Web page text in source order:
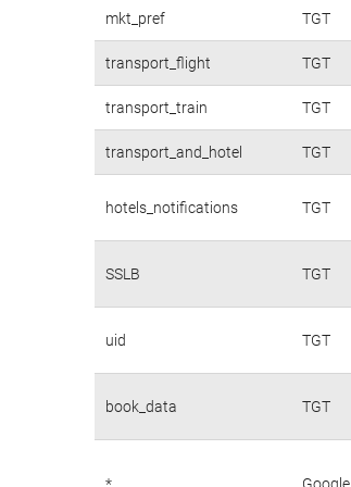
mkt_pref TGT
transport_flight TGT
transport_train TGT
transport_and_hotel TGT
hotels_notifications TGT
SSLB TGT
uid TGT
book_data TGT